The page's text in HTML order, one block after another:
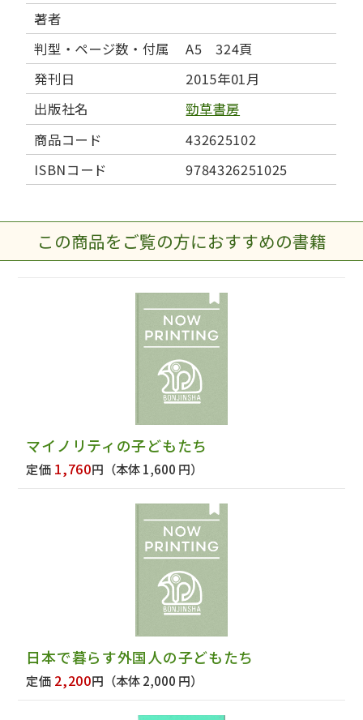
著者
判型・ページ数・付属
A5 324頁
発刊日
2015年01月
出版社名
勁草書房
商品コード
432625102
ISBNコード
9784326251025
この商品をご覧の方におすすめの書籍
マイノリティの子どもたち
定価 1,760円 （本体 1,600 円）
日本で暮らす外国人の子どもたち
定価 2,200円 （本体 2,000 円）